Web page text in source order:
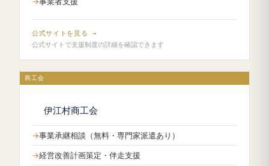
公式サイトを見る →
公式サイトで支援制度の詳細を確認できます
商工会
伊江村商工会
事業承継相談（無料・専門家派遣あり）
経営改善計画策定・伴走支援